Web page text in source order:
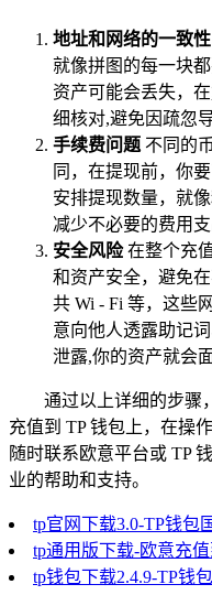
地址和网络的一致性
就像拼图的每一块
资产可能会丢失，
细核对,避免因疏忽
手续费问题 不同的
同，在提现前，你
安排提现数量，就
减少不必要的费用支
安全风险在整个充
和资产安全，避免
共 Wi - Fi 等，这些
意向他人透露助记
泄露,你的资产就会
通过以上详细的步骤
充值到 TP 钱包上，在操
随时联系欧意平台或 TP
业的帮助和支持。
tp官网下载3.0-TP钱包
tp通用版下载-欧意充
tp钱包下载2.4.9-TP钱